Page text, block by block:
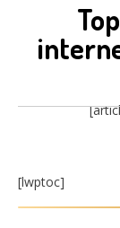
[lwptoc]